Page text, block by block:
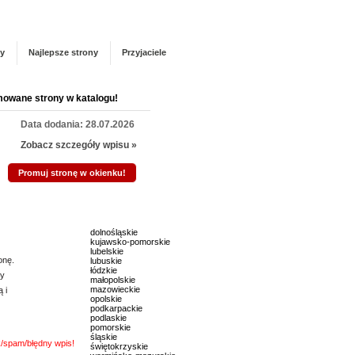
Najlepsze strony Przyjaciele
strony w katalogu!
Data dodania: 28.07.2026
Zobacz szczegóły wpisu »
Promuj stronę w okienku!
Data dodania: 20.07.2026
Zobacz szczegóły wpisu »
Promuj stronę w okienku!
strony w katalogu!
Data dodania: 16.07.2026
dolnośląskie
kujawsko-pomorskie
lubelskie
lubuskie
łódzkie
małopolskie
mazowieckie
opolskie
podkarpackie
podlaskie
pomorskie
śląskie
świętokrzyskie
i
spam/błędny wpis!